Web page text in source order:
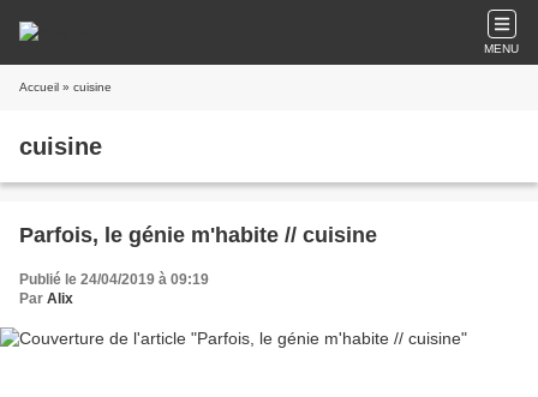
MENU
Accueil » cuisine
cuisine
Parfois, le génie m'habite // cuisine
Publié le 24/04/2019 à 09:19
Par Alix